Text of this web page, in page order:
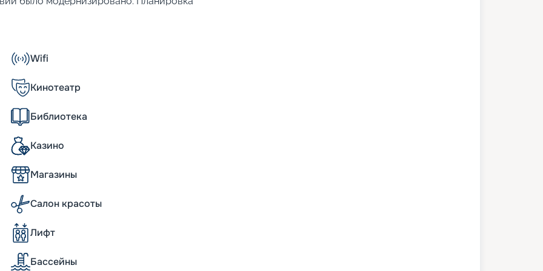
более 90 тысяч тонн. Его
внушительные размеры и солидное
и другие характеристики, такие
до 2 500 человек.
или без него.
несколько уступает по размерам новым
позволяет организовать для
Wifi
Кинотеатр
Библиотека
Казино
Магазины
Салон красоты
Лифт
Бассейны